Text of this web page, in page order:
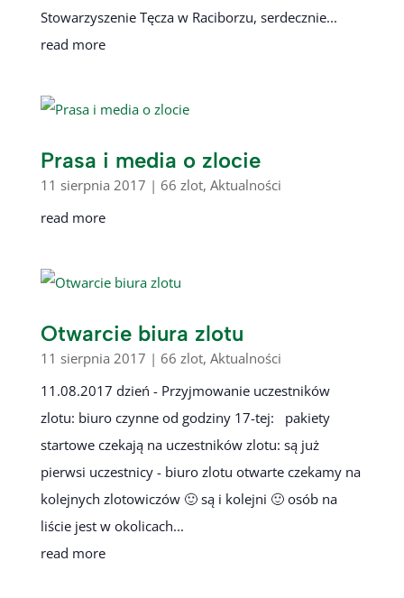
Stowarzyszenie Tęcza w Raciborzu, serdecznie...
read more
Prasa i media o zlocie
11 sierpnia 2017 | 66 zlot, Aktualności
read more
Otwarcie biura zlotu
11 sierpnia 2017 | 66 zlot, Aktualności
11.08.2017 dzień - Przyjmowanie uczestników
zlotu: biuro czynne od godziny 17-tej: pakiety
startowe czekają na uczestników zlotu: są już
pierwsi uczestnicy - biuro zlotu otwarte czekamy na
kolejnych zlotowiczów 🙂 są i kolejni 🙂 osób na
liście jest w okolicach...
read more